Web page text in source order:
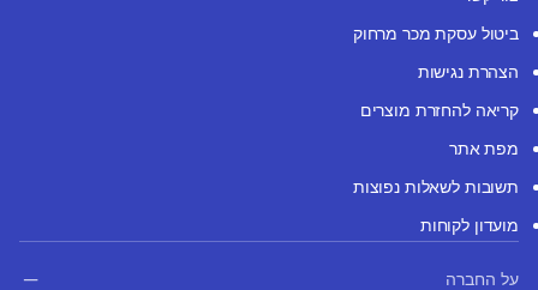
ביטול עסקת מכר מרחוק
הצהרת נגישות
קריאה להחזרת מוצרים
מפת אתר
תשובות לשאלות נפוצות
מועדון לקוחות
על החברה